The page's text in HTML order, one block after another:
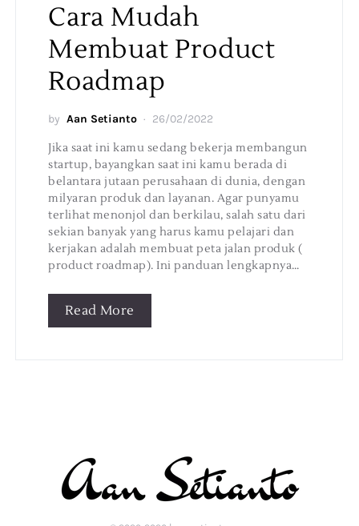
Cara Mudah
Membuat Product
Roadmap
by Aan Setianto 26/02/2022
Jika saat ini kamu sedang bekerja membangun
startup, bayangkan saat ini kamu berada di
belantara jutaan perusahaan di dunia, dengan
milyaran produk dan layanan. Agar punyamu
terlihat menonjol dan berkilau, salah satu dari
sekian banyak yang harus kamu pelajari dan
kerjakan adalah membuat peta jalan produk (
product roadmap). Ini panduan lengkapnya…
Read More